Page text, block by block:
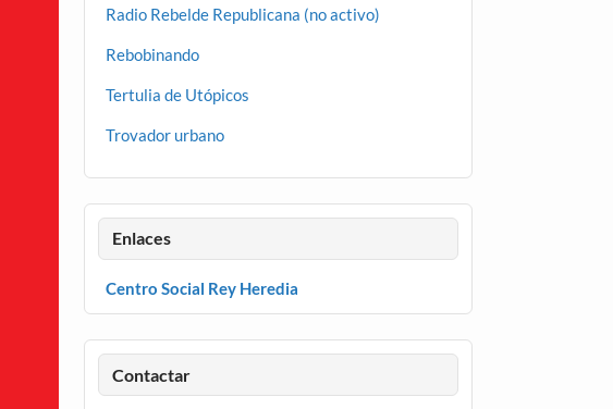
Radio Rebelde Republicana (no activo)
Rebobinando
Tertulia de Utópicos
Trovador urbano
Enlaces
Centro Social Rey Heredia
Contactar